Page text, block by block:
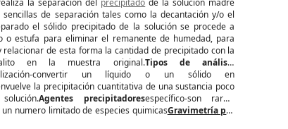
la separación del precipitado de la solución madre
sencillas de separación tales como la decantación y/o el
el sólido precipitado de la solución se procede a
o estufa para eliminar el remanente de humedad, para
de esta forma la cantidad de precipitado con la
en la muestra original.Tipos de análisis
convertir un líquido o un sólido en
la precipitación cuantitativa de una sustancia poco
Agentes precipitadoresespecífico-son raros,
numero limitado de especies quimicasGravimetría por